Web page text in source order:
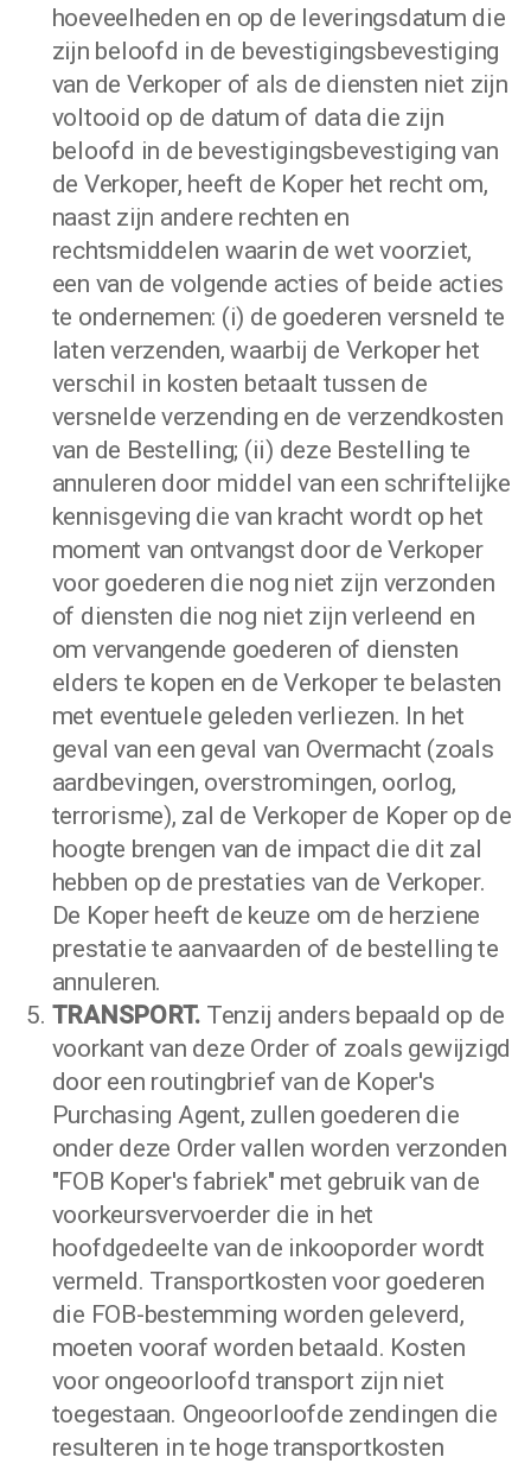
hoeveelheden en op de leveringsdatum die
zijn beloofd in de bevestigingsbevestiging
van de Verkoper of als de diensten niet zijn
voltooid op de datum of data die zijn
beloofd in de bevestigingsbevestiging van
de Verkoper, heeft de Koper het recht om,
naast zijn andere rechten en
rechtsmiddelen waarin de wet voorziet,
een van de volgende acties of beide acties
te ondernemen: (i) de goederen versneld te
laten verzenden, waarbij de Verkoper het
verschil in kosten betaalt tussen de
versnelde verzending en de verzendkosten
van de Bestelling; (ii) deze Bestelling te
annuleren door middel van een schriftelijke
kennisgeving die van kracht wordt op het
moment van ontvangst door de Verkoper
voor goederen die nog niet zijn verzonden
of diensten die nog niet zijn verleend en
om vervangende goederen of diensten
elders te kopen en de Verkoper te belasten
met eventuele geleden verliezen. In het
geval van een geval van Overmacht (zoals
aardbevingen, overstromingen, oorlog,
terrorisme), zal de Verkoper de Koper op de
hoogte brengen van de impact die dit zal
hebben op de prestaties van de Verkoper.
De Koper heeft de keuze om de herziene
prestatie te aanvaarden of de bestelling te
annuleren.
TRANSPORT. Tenzij anders bepaald op de
voorkant van deze Order of zoals gewijzigd
door een routingbrief van de Koper's
Purchasing Agent, zullen goederen die
onder deze Order vallen worden verzonden
"FOB Koper's fabriek" met gebruik van de
voorkeursvervoerder die in het
hoofdgedeelte van de inkooporder wordt
vermeld. Transportkosten voor goederen
die FOB-bestemming worden geleverd,
moeten vooraf worden betaald. Kosten
voor ongeoorloofd transport zijn niet
toegestaan. Ongeoorloofde zendingen die
resulteren in te hoge transportkosten